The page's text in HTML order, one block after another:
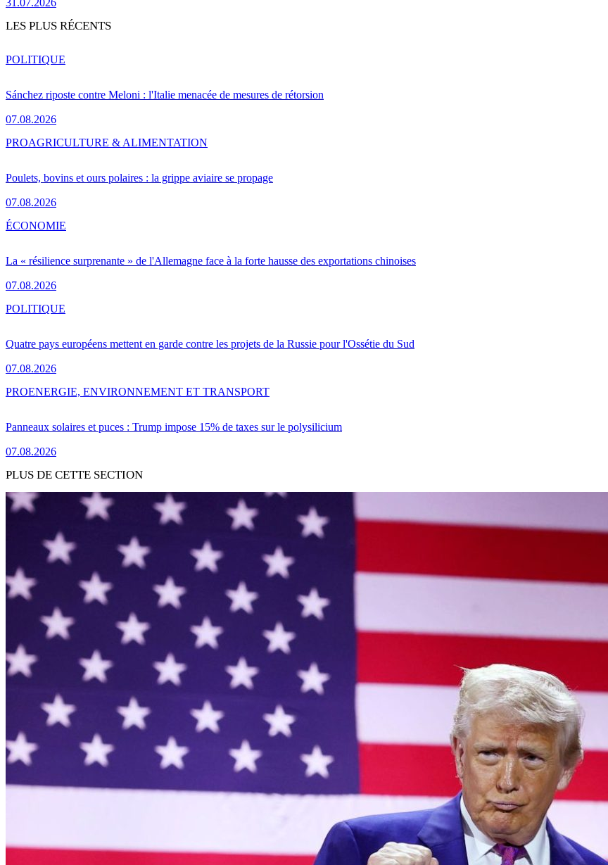
LES PLUS RÉCENTS
Sánchez riposte contre Meloni : l'Italie menacée de mesures de rétorsion
07.08.2026
POLITIQUE
Poulets, bovins et ours polaires : la grippe aviaire se propage
07.08.2026
PROAGRICULTURE & ALIMENTATION
La « résilience surprenante » de l'Allemagne face à la forte hausse des exportations chinoises
07.08.2026
ÉCONOMIE
Quatre pays européens mettent en garde contre les projets de la Russie pour l'Ossétie du Sud
07.08.2026
POLITIQUE
Panneaux solaires et puces : Trump impose 15% de taxes sur le polysilicium
07.08.2026
PROENERGIE, ENVIRONNEMENT ET TRANSPORT
PLUS DE CETTE SECTION